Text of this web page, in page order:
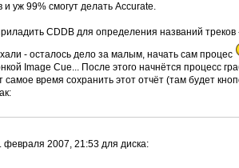
уж 99% смогут делать Accurate.
CDDB для определения названий
- осталось дело за малым, начать сам процес
Image Cue... После этого начнётся процесс
время сохранить этот отчёт (там будет
2007, 21:53 для диска: